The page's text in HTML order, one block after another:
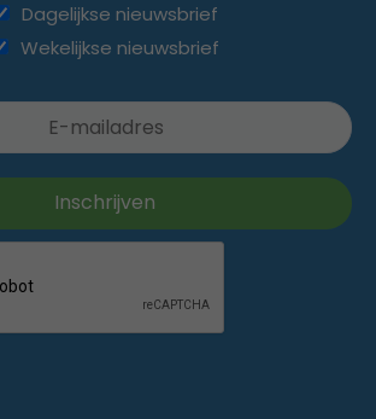
Dagelijkse nieuwsbrief
Wekelijkse nieuwsbrief